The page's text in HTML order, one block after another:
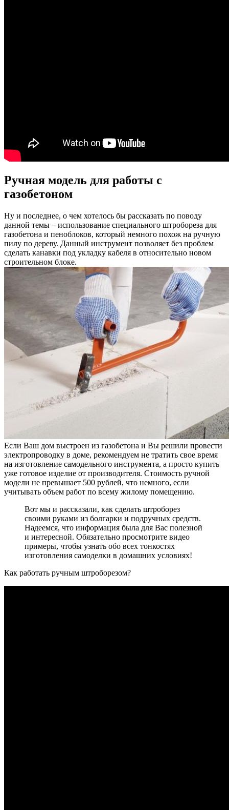
Ручная модель для работы с
газобетоном
Ну и последнее, о чем хотелось бы рассказать по поводу
данной темы – использование специального штробореза для
газобетона и пеноблоков, который немного похож на ручную
пилу по дереву. Данный инструмент позволяет без проблем
сделать канавки под укладку кабеля в относительно новом
строительном блоке.
Если Ваш дом выстроен из газобетона и Вы решили провести
электропроводку в доме, рекомендуем не тратить свое время
на изготовление самодельного инструмента, а просто купить
уже готовое изделие от производителя. Стоимость ручной
модели не превышает 500 рублей, что немного, если
учитывать объем работ по всему жилому помещению.
Вот мы и рассказали, как сделать штроборез
своими руками из болгарки и подручных средств.
Надеемся, что информация была для Вас полезной
и интересной. Обязательно просмотрите видео
примеры, чтобы узнать обо всех тонкостях
изготовления самоделки в домашних условиях!
Как работать ручным штроборезом?